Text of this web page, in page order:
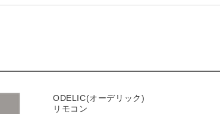
ODELIC(オーデリック)
リモコン